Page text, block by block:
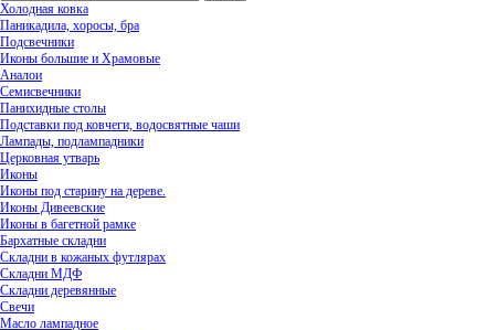
Холодная ковка
Паникадила, хоросы, бра
Подсвечники
Иконы большие и Храмовые
Аналои
Семисвечники
Панихидные столы
Подставки под ковчеги, водосвятные чаши
Лампады, подлампадники
Церковная утварь
Иконы
Иконы под старину на дереве.
Иконы Дивеевские
Иконы в багетной рамке
Бархатные складни
Складни в кожаных футлярах
Складни МДФ
Складни деревянные
Свечи
Масло лампадное